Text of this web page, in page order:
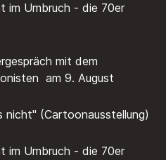
im Umbruch - die 70er
mit dem
am 9. August
(Cartoonausstellung)
im Umbruch - die 70er